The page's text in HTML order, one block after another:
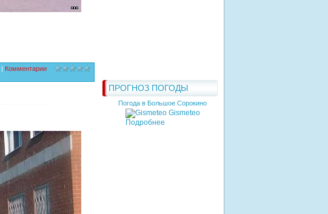
ПРОГНОЗ ПОГОДЫ
Погода в Большое Сорокино
Gismeteo
Подробнее
| Комментарии